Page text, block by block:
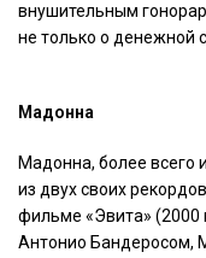
внушительным
не только о денежной
Мадонна
Мадонна, более всего
из двух своих
фильме «Эвита» (2000
Антонио Бандеросом,